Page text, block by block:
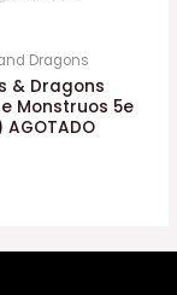
Dragons
& Dragons
Monstruos 5e